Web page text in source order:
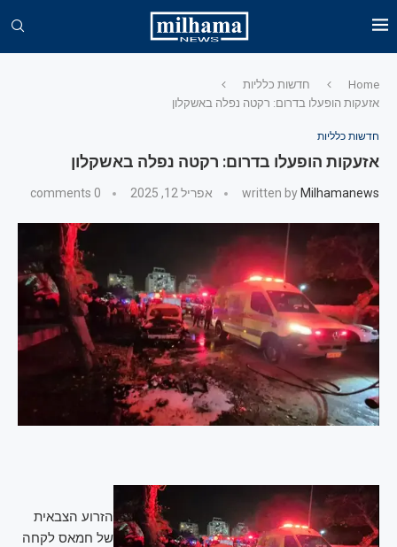
Home
חדשות כלליות
אזעקות הופעלו בדרום: רקטה נפלה באשקלון
חדשות כלליות
אזעקות הופעלו בדרום: רקטה נפלה באשקלון
written by Milhamanews אפריל 12, 2025 0 comments
הזרוע הצבאית
של חמאס לקחה